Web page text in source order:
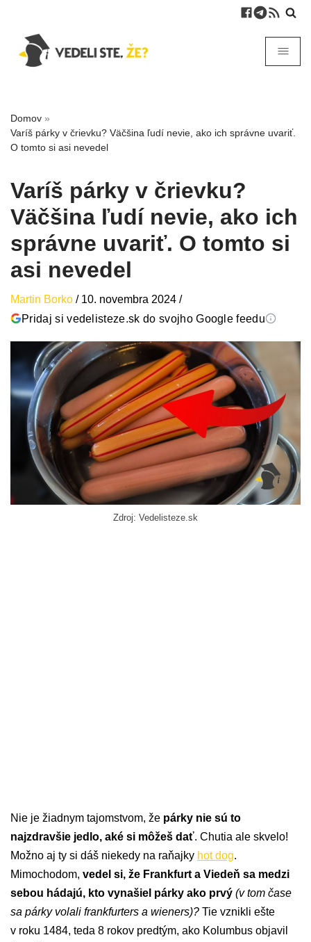
Domov »
Varíš párky v črievku? Väčšina ľudí nevie, ako ich správne uvariť.
O tomto si asi nevedel
Varíš párky v črievku?
Väčšina ľudí nevie, ako ich
správne uvariť. O tomto si
asi nevedel
Martin Borko / 10. novembra 2024 /
Pridaj si vedelisteze.sk do svojho Google feedu
Zdroj: Vedelisteze.sk
Nie je žiadnym tajomstvom, že párky nie sú to
najzdravšie jedlo, aké si môžeš dať. Chutia ale skvelo!
Možno aj ty si dáš niekedy na raňajky hot dog.
Mimochodom, vedel si, že Frankfurt a Viedeň sa medzi
sebou hádajú, kto vynašiel párky ako prvý (v tom čase
sa párky volali frankfurters a wieners)? Tie vznikli ešte
v roku 1484, teda 8 rokov predtým, ako Kolumbus objavil